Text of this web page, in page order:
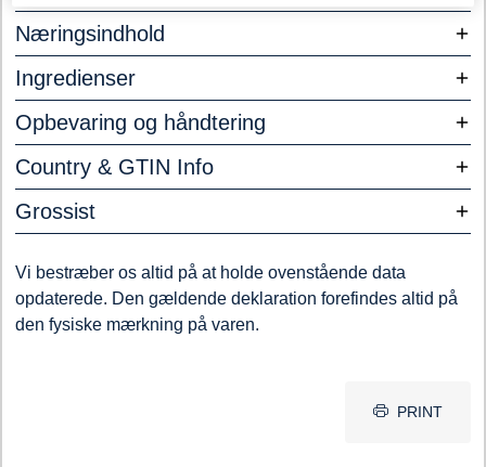
Næringsindhold
Ingredienser
Opbevaring og håndtering
Country & GTIN Info
Grossist
Vi bestræber os altid på at holde ovenstående data
opdaterede. Den gældende deklaration forefindes altid på
den fysiske mærkning på varen.
PRINT